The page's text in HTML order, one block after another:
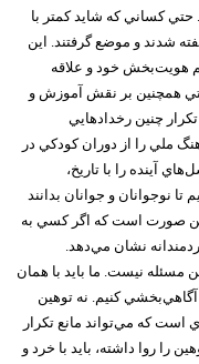
کساني که شايد کمتر با
شدند و موضع گرفتند. اين
هويت‌بخش خود و علاقه
همچنين بر نقش آموزش و
چنين رخدادهايي
ملي را از دوران کودکي در
آينده را با تاريخ،
تا نوجوانان و جوانان بدانند
اين صورت است که اگر کسي به
نشان مي‌دهد.
مسئله نيست. ما بايد با همان
کنيم. نه توهين
که مي‌تواند مانع تکرار
را روا داشته، بايد با خرد و